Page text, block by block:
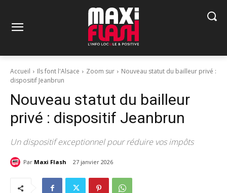
Accueil Ils font l'Alsace Zoom sur
Nouveau statut du bailleur privé :
dispositif Jeanbrun
Nouveau statut du bailleur
privé : dispositif Jeanbrun
Un dispositif exceptionnel pour réduire vos impôts
Par Maxi Flash 27 janvier 2026